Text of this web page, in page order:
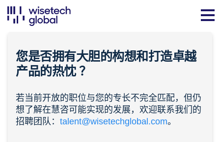
您是否拥有大胆的构想和打造卓越
产品的热忱？
若当前开放的职位与您的专长不完全匹配，但仍
想了解在慧咨可能实现的发展，欢迎联系我们的
招聘团队： talent@wisetechglobal.com。